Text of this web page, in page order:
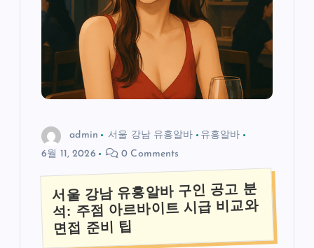
admin 서울 강남 유흥알바
유흥알바
6월 11, 2026
0 Comments
서울 강남 유흥알바 구인 공고 분
석: 주점 아르바이트 시급 비교와
면접 준비 팁